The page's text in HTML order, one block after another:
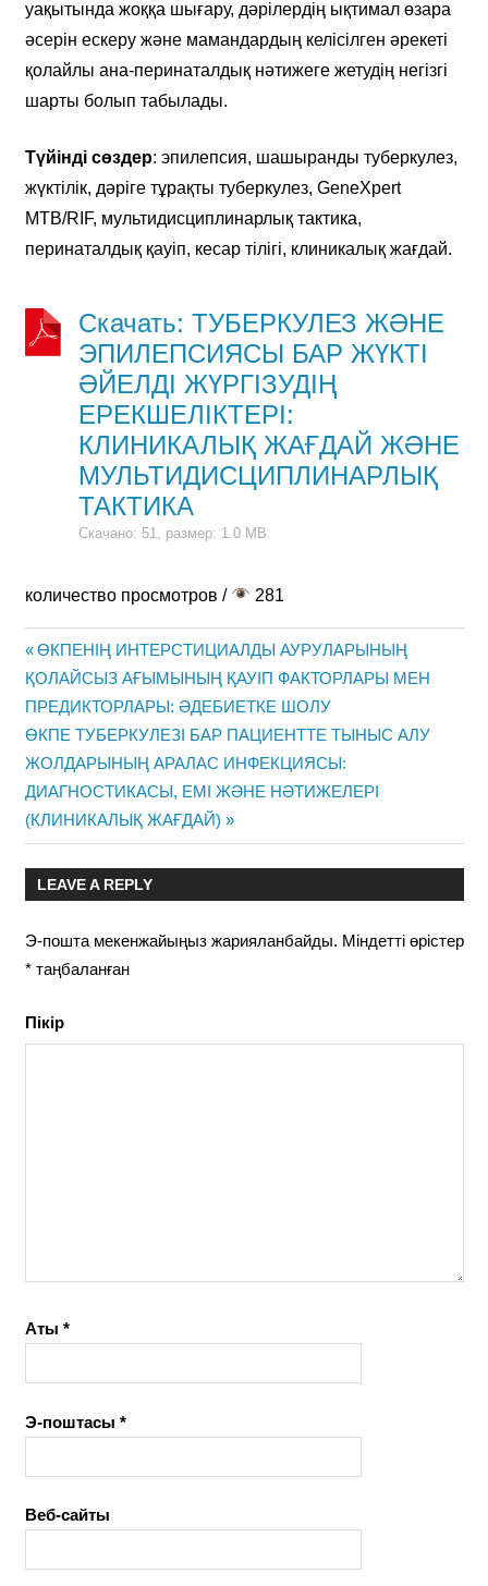
уақытында жоққа шығару, дәрілердің ықтимал өзара
әсерін ескеру және мамандардың келісілген әрекеті
қолайлы ана-перинаталдық нәтижеге жетудің негізгі
шарты болып табылады.
Түйінді сөздер: эпилепсия, шашыранды туберкулез,
жүктілік, дәріге тұрақты туберкулез, GeneXpert
MTB/RIF, мультидисциплинарлық тактика,
перинаталдық қауіп, кесар тілігі, клиникалық жағдай.
Скачать: ТУБЕРКУЛЕЗ ЖӘНЕ
ЭПИЛЕПСИЯСЫ БАР ЖҮКТІ
ӘЙЕЛДІ ЖҮРГІЗУДІҢ
ЕРЕКШЕЛІКТЕРІ:
КЛИНИКАЛЫҚ ЖАҒДАЙ ЖӘНЕ
МУЛЬТИДИСЦИПЛИНАРЛЫҚ
ТАКТИКА
Скачано: 51, размер: 1.0 MB
количество просмотров / 281
Жазба
навигациясы
Previous
Post:
ӨКПЕНІҢ ИНТЕРСТИЦИАЛДЫ АУРУЛАРЫНЫҢ
ҚОЛАЙСЫЗ АҒЫМЫНЫҢ ҚАУІП ФАКТОРЛАРЫ МЕН
ПРЕДИКТОРЛАРЫ: ӘДЕБИЕТКЕ ШОЛУ
Next
Post:
ӨКПЕ ТУБЕРКУЛЕЗІ БАР ПАЦИЕНТТЕ ТЫНЫС АЛУ
ЖОЛДАРЫНЫҢ АРАЛАС ИНФЕКЦИЯСЫ:
ДИАГНОСТИКАСЫ, ЕМІ ЖӘНЕ НӘТИЖЕЛЕРІ
(КЛИНИКАЛЫҚ ЖАҒДАЙ)
LEAVE A REPLY
Э-пошта мекенжайыңыз жарияланбайды. Міндетті өрістер
*таңбаланған
Пікір
Аты *
Э-поштасы *
Веб-сайты